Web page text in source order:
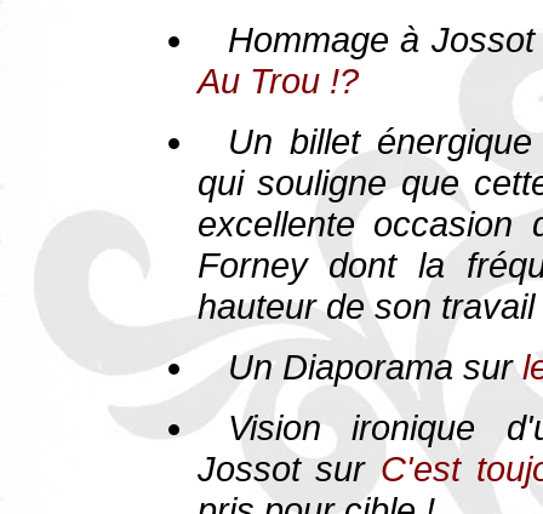
Hommage à
Au Trou !?
Un billet
qui souligne que
excellente
Forney dont la
hauteur de son
Un Diaporama sur
Vision ironique
Jossot sur C'est